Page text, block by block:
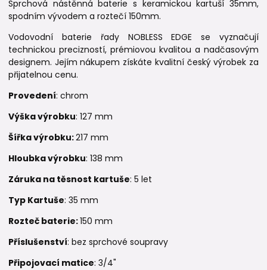
Sprchová nástěnná baterie s keramickou kartuší 35mm,
spodním vývodem a roztečí 150mm.
Vodovodní baterie řady NOBLESS EDGE se vyznačují
technickou precizností, prémiovou kvalitou a nadčasovým
designem. Jejím nákupem získáte kvalitní český výrobek za
přijatelnou cenu.
Provedení: chrom
Výška výrobku: 127 mm
Šířka výrobku:217 mm
Hloubka výrobku: 138 mm
Záruka na těsnost kartuše: 5 let
Typ Kartuše: 35 mm
Rozteč baterie:150 mm
Příslušenství: bez sprchové soupravy
Připojovací matice: 3/4"